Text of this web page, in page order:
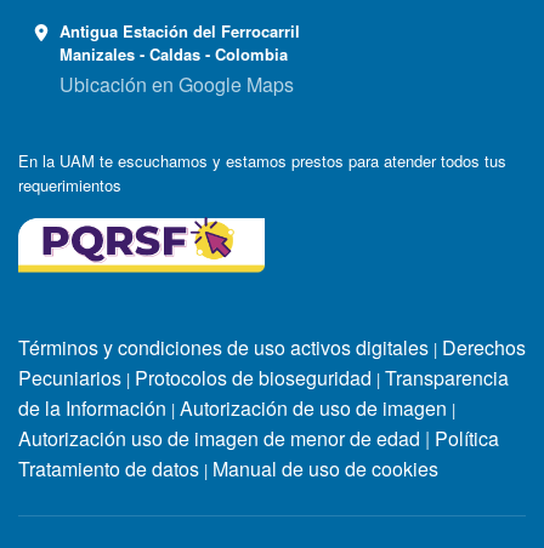
Antigua Estación del Ferrocarril
Manizales - Caldas - Colombia
Ubicación en Google Maps
En la UAM te escuchamos y estamos prestos para atender todos tus
requerimientos
Términos y condiciones de uso activos digitales | Derechos
Pecuniarios | Protocolos de bioseguridad | Transparencia
de la Información | Autorización de uso de imagen |
Autorización uso de imagen de menor de edad | Política
Tratamiento de datos | Manual de uso de cookies